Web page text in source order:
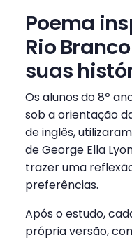
Poema
Rio
suas
Os alunos do 8º
sob a orientação
de inglês,
de George Ella
trazer uma
preferências.
Após o estudo,
própria versão,